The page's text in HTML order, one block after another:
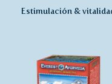
Estimulación &